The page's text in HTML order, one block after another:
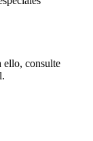
ello, consulte